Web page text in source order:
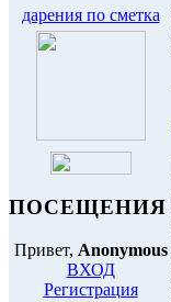
дарения по сметка
ПОСЕЩЕНИЯ
Привет, Anonymous
ВХОД
Регистрация